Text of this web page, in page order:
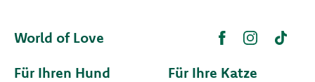
World of Love
Für Ihren Hund
Für Ihre Katze